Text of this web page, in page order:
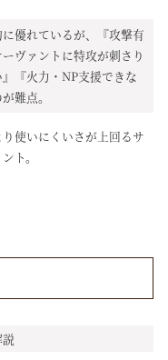
優れているが、『攻撃有
ヴァントに特攻が刺さり
『火力・NP支援できな
難点。
使いにくいさが上回るサ
ト。